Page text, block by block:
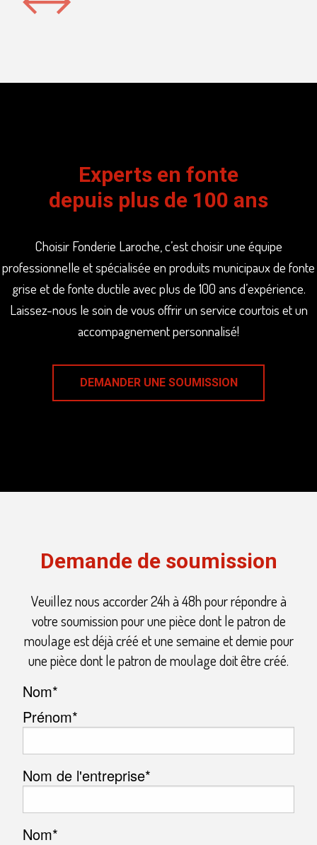
Experts en fonte
depuis plus de 100 ans
Choisir Fonderie Laroche, c’est choisir une équipe
professionnelle et spécialisée en produits municipaux de fonte
grise et de fonte ductile avec plus de 100 ans d’expérience.
Laissez-nous le soin de vous offrir un service courtois et un
accompagnement personnalisé!
DEMANDER UNE SOUMISSION
Demande de soumission
Veuillez nous accorder 24h à 48h pour répondre à
votre soumission pour une pièce dont le patron de
moulage est déjà créé et une semaine et demie pour
une pièce dont le patron de moulage doit être créé.
Nom*
Prénom*
Nom de l'entreprise*
Nom*